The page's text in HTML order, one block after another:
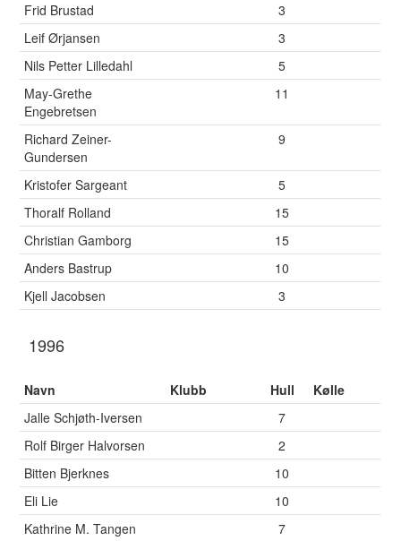
Frid Brustad
3
Leif Ørjansen
3
Nils Petter Lilledahl
5
May-Grethe
Engebretsen
11
Richard Zeiner-
Gundersen
9
Kristofer Sargeant
5
Thoralf Rolland
15
Christian Gamborg
15
Anders Bastrup
10
Kjell Jacobsen
3
1996
Navn Klubb Hull
Kølle
Jalle Schjøth-Iversen
7
Rolf Birger Halvorsen
2
Bitten Bjerknes
10
Eli Lie
10
Kathrine M. Tangen
7